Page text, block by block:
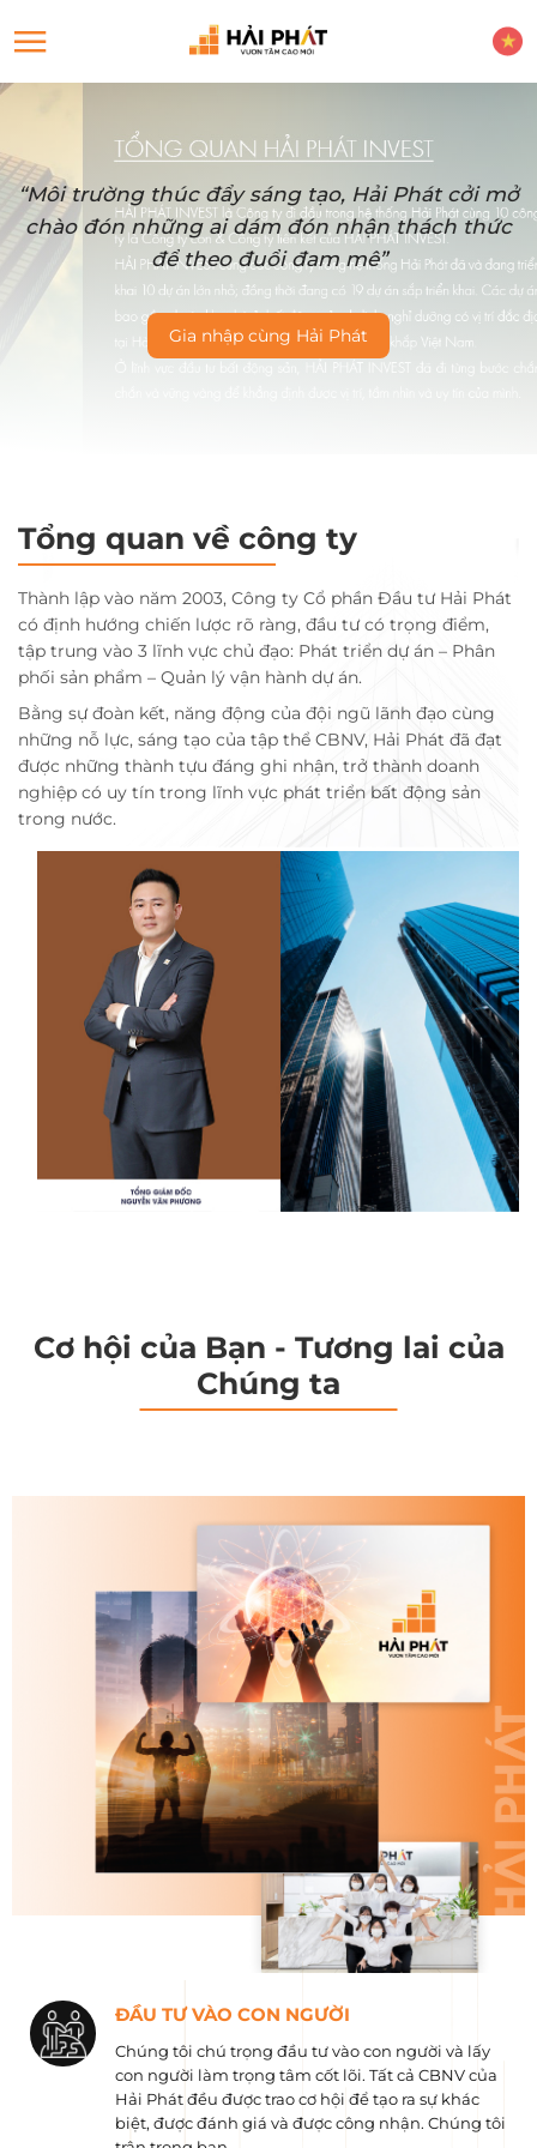
“Môi trường thúc đẩy sáng tạo, Hải Phát cởi mở
chào đón những ai dám đón nhận thách thức
để theo đuổi đam mê”
Gia nhập cùng Hải Phát
Tổng quan về công ty
Thành lập vào năm 2003, Công ty Cổ phần Đầu tư Hải Phát
có định hướng chiến lược rõ ràng, đầu tư có trọng điểm,
tập trung vào 3 lĩnh vực chủ đạo: Phát triển dự án – Phân
phối sản phẩm – Quản lý vận hành dự án.
Bằng sự đoàn kết, năng động của đội ngũ lãnh đạo cùng
những nỗ lực, sáng tạo của tập thể CBNV, Hải Phát đã đạt
được những thành tựu đáng ghi nhận, trở thành doanh
nghiệp có uy tín trong lĩnh vực phát triển bất động sản
trong nước.
Cơ hội của Bạn - Tương lai của
Chúng ta
ĐẦU TƯ VÀO CON NGƯỜI
Chúng tôi chú trọng đầu tư vào con người và lấy
con người làm trọng tâm cốt lõi. Tất cả CBNV của
Hải Phát đều được trao cơ hội để tạo ra sự khác
biệt, được đánh giá và được công nhận. Chúng tôi